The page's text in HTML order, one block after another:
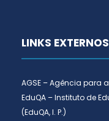
LINKS EXTERNOS
AGSE – Agência para
EduQA – Instituto de
(EduQA, I. P.)